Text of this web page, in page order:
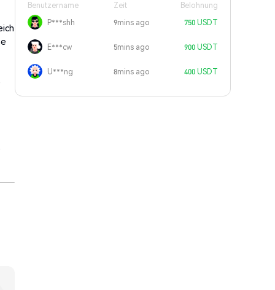
Benutzername Zeit
Belohnung
P***shh
9mins ago 750 USDT
E***cw 5mins ago 900 USDT
U***ng 8mins ago 400 USDT